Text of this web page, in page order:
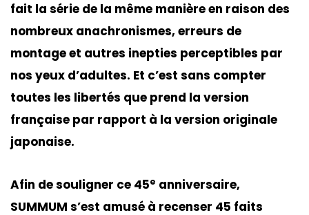
fait la série de la même manière en raison des
nombreux anachronismes, erreurs de
montage et autres inepties perceptibles par
nos yeux d’adultes. Et c’est sans compter
toutes les libertés que prend la version
française par rapport à la version originale
japonaise.
Afin de souligner ce 45e anniversaire,
SUMMUM s’est amusé à recenser 45 faits